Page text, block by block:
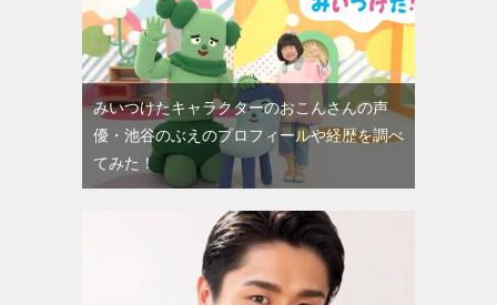
みいつけたキャラクターのおこんさんの声
優・池谷のぶえのプロフィールや経歴を調べ
てみた！